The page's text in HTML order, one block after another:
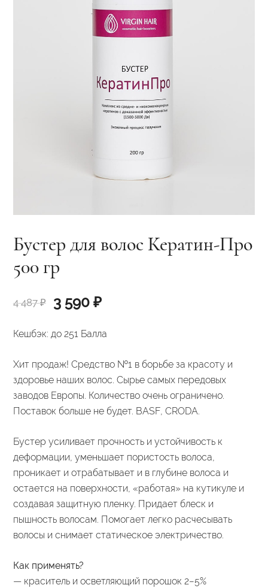
Бустер для волос Кератин-Про
500 гр
4 487₽
Первоначальная
цена
4
487 ₽.
3 590 ₽Текущая
590 ₽.
Кешбэк: до 251 Балла
Хит продаж! Средство №1 в борьбе за красоту и
здоровье наших волос. Сырье самых передовых
заводов Европы. Количество очень ограничено.
Поставок больше не будет. BASF, CRODA.
Бустер усиливает прочность и устойчивость к
деформации, уменьшает пористость волоса,
проникает и отрабатывает и в глубине волоса и
остается на поверхности, «работая» на кутикуле и
создавая защитную пленку. Придает блеск и
пышность волосам. Помогает легко расчесывать
волосы и снимает статическое электричество.
Как применять?
— краситель и осветляющий порошок 2−5%